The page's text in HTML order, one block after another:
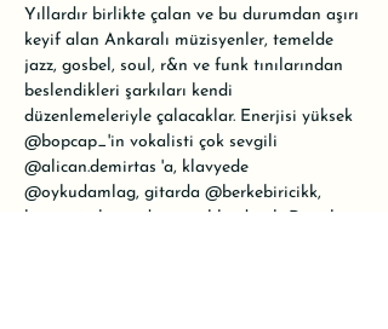
Yıllardır birlikte çalan ve bu durumdan aşırı
keyif alan Ankaralı müzisyenler, temelde
jazz, gosbel, soul, r&n ve funk tınılarından
beslendikleri şarkıları kendi
düzenlemeleriyle çalacaklar. Enerjisi yüksek
@bopcap_'in vokalisti çok sevgili
@alican.demirtas 'a, klavyede
@oykudamlag, gitarda @berkebiricikk,